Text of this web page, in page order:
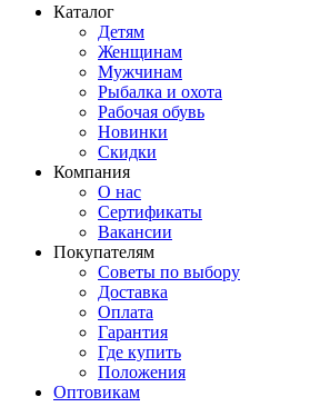
Каталог
Детям
Женщинам
Мужчинам
Рыбалка и охота
Рабочая обувь
Новинки
Скидки
Компания
О нас
Сертификаты
Вакансии
Покупателям
Советы по выбору
Доставка
Оплата
Гарантия
Где купить
Положения
Оптовикам